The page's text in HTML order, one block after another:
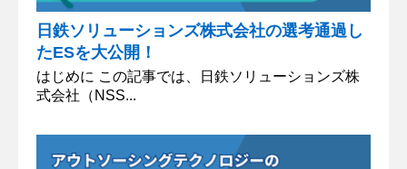
日鉄ソリューションズ株式会社の選考通過し
たESを大公開！
はじめに この記事では、日鉄ソリューションズ株
式会社（NSS...